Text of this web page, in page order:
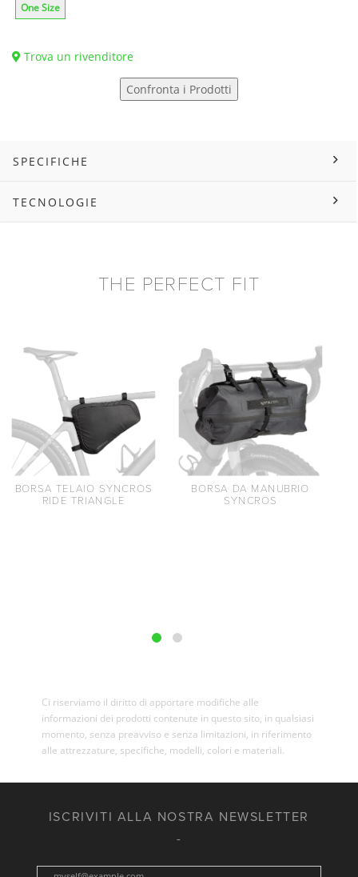
One Size
Trova un rivenditore
Confronta i Prodotti
SPECIFICHE
TECNOLOGIE
THE PERFECT FIT
BORSA TELAIO SYNCROS
RIDE TRIANGLE
BORSA DA MANUBRIO
SYNCROS
Ci riserviamo il diritto di apportare modifiche alle
informazioni dei prodotti contenute in questo sito, in qualsiasi
momento, senza preavviso e senza limitazioni, in riferimento
alle attrezzature, specifiche, modelli, colori e materiali.
ISCRIVITI ALLA NOSTRA NEWSLETTER